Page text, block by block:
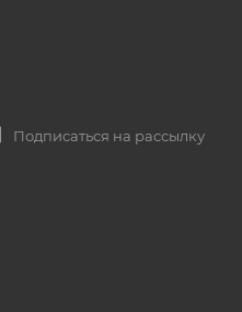
Подписаться на рассылку